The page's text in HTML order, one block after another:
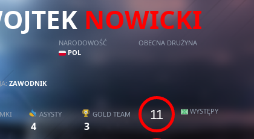
NOWICKI
NARODOWOŚĆ
POL
ZAWODNIK
ASYSTY
4
GOLD TEAM
3
OBECNA DRUŻYNA
11 WYSTĘPY